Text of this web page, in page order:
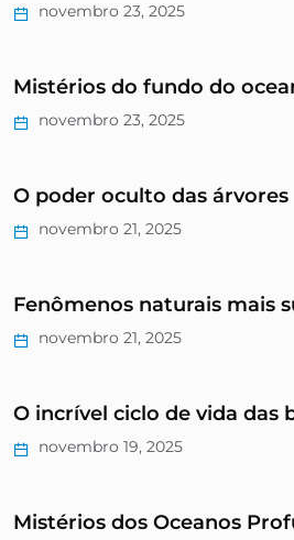
novembro 23, 2025
Mistérios do fundo do
novembro 23, 2025
O poder oculto das árvores
novembro 21, 2025
Fenômenos naturais mais
novembro 21, 2025
O incrível ciclo de vida das
novembro 19, 2025
Mistérios dos Oceanos